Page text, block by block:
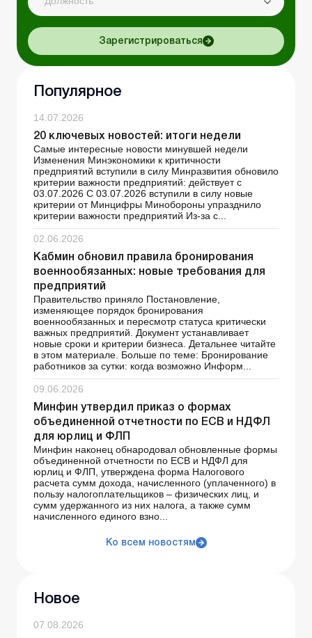
Зарегистрироваться
Популярное
14.07.2026
20 ключевых новостей: итоги недели
Самые интересные новости минувшей недели
Изменения Минэкономики к критичности
предприятий вступили в силу Минразвития обновило
критерии важности предприятий: действует с
03.07.2026 С 03.07.2026 вступили в силу новые
критерии от Минцифры Минобороны упразднило
критерии важности предприятий Из-за с...
02.06.2026
Кабмин обновил правила бронирования
военнообязанных: новые требования для
предприятий
Правительство приняло Постановление,
изменяющее порядок бронирования
военнообязанных и пересмотр статуса критически
важных предприятий. Документ устанавливает
новые сроки и критерии бизнеса. Детальнее читайте
в этом материале. Больше по теме: Бронирование
работников за сутки: когда возможно Информ...
09.06.2026
Минфин утвердил приказ о формах
объединенной отчетности по ЕСВ и НДФЛ
для юрлиц и ФЛП
Минфин наконец обнародовал обновленные формы
объединенной отчетности по ЕСВ и НДФЛ для
юрлиц и ФЛП, утверждена форма Налогового
расчета сумм дохода, начисленного (уплаченного) в
пользу налогоплательщиков – физических лиц, и
сумм удержанного из них налога, а также сумм
начисленного единого взно...
Ко всем новостям
Новое
07.08.2026